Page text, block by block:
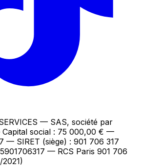
— SAS, société par
social : 75 000,00 € —
— SIRET (siège) : 901 706 317
— RCS Paris 901 706